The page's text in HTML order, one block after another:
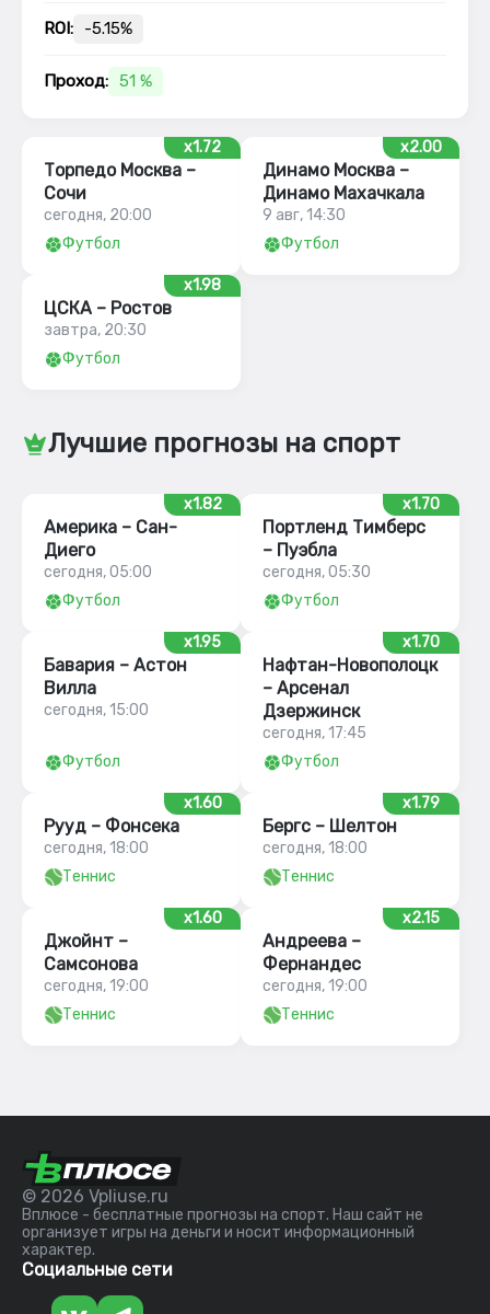
ROI: -5.15%
Проход: 51 %
x1.72
Торпедо Москва –
Сочи
сегодня, 20:00
Футбол
x2.00
Динамо Москва –
Динамо Махачкала
9 авг, 14:30
Футбол
x1.98
ЦСКА – Ростов
завтра, 20:30
Футбол
Лучшие прогнозы на спорт
x1.82
Америка – Сан-
Диего
сегодня, 05:00
Футбол
x1.70
Портленд Тимберс
– Пуэбла
сегодня, 05:30
Футбол
x1.95
Бавария – Астон
Вилла
сегодня, 15:00
Футбол
x1.70
Нафтан-Новополоцк
– Арсенал
Дзержинск
сегодня, 17:45
Футбол
x1.60
Рууд – Фонсека
сегодня, 18:00
Теннис
x1.79
Бергс – Шелтон
сегодня, 18:00
Теннис
x1.60
Джойнт –
Самсонова
сегодня, 19:00
Теннис
x2.15
Андреева –
Фернандес
сегодня, 19:00
Теннис
© 2026 Vpliuse.ru
Вплюсе - бесплатные прогнозы на спорт. Наш сайт не
организует игры на деньги и носит информационный
характер.
Социальные сети